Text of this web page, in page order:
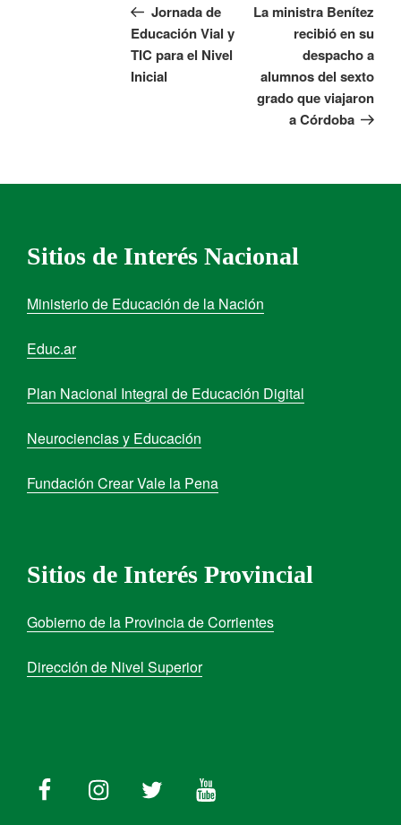
Jornada de
Educación Vial y
TIC para el Nivel
Inicial
La ministra Benítez
recibió en su
despacho a
alumnos del sexto
grado que viajaron
a Córdoba
Sitios de Interés Nacional
Ministerio de Educación de la Nación
Educ.ar
Plan Nacional Integral de Educación Digital
Neurociencias y Educación
Fundación Crear Vale la Pena
Sitios de Interés Provincial
Gobierno de la Provincia de Corrientes
Dirección de Nivel Superior